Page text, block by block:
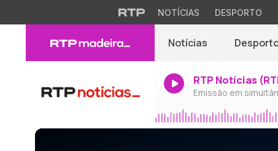
NOTÍCIAS DESPORTO
Notícias
RTP Notícias
Emissão em